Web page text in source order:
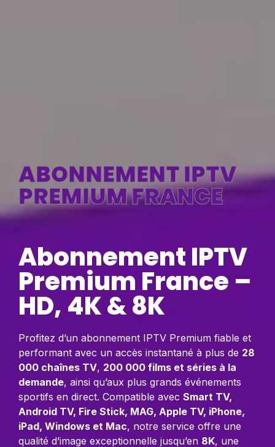
ABONNEMENT IPTV
PREMIUM FRANCE
Abonnement IPTV
Premium France –
HD, 4K & 8K
Profitez d’un abonnement IPTV Premium fiable et
performant avec un accès instantané à plus de 28
000 chaînes TV, 200 000 films et séries à la
demande, ainsi qu’aux plus grands événements
sportifs en direct. Compatible avec Smart TV,
Android TV, Fire Stick, MAG, Apple TV, iPhone,
iPad, Windows et Mac, notre service offre une
qualité d’image exceptionnelle jusqu’en 8K, une